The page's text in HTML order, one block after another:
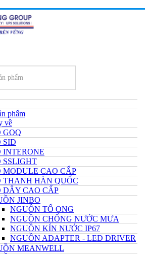
phẩm
về
GOQ
SID
INTERONE
SSLIGHT
MODULE CAO CẤP
THANH HÀN QUỐC
DÂY CAO CẤP
JINBO
NGUỒN TỔ ONG
NGUỒN CHỐNG NƯỚC MƯA
NGUỒN KÍN NƯỚC IP67
NGUỒN ADAPTER - LED DRIVER
MEANWELL